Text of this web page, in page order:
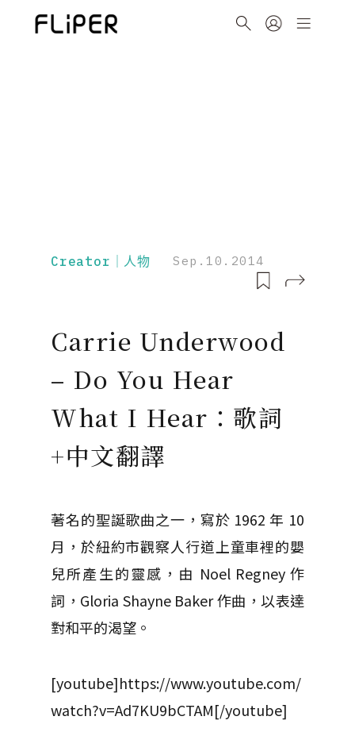
Creator｜人物 Sep.10.2014
Carrie Underwood
– Do You Hear
What I Hear：歌詞
+中文翻譯
著名的聖誕歌曲之一，寫於 1962 年 10
月，於紐約市觀察人行道上童車裡的嬰
兒所產生的靈感，由 Noel Regney 作
詞，Gloria Shayne Baker 作曲，以表達
對和平的渴望。
[youtube]https://www.youtube.com/
watch?v=Ad7KU9bCTAM[/youtube]